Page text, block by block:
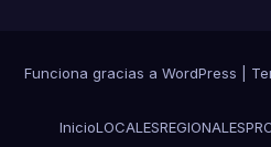
Funciona gracias a WordPress
InicioLOCALESREGIONALES